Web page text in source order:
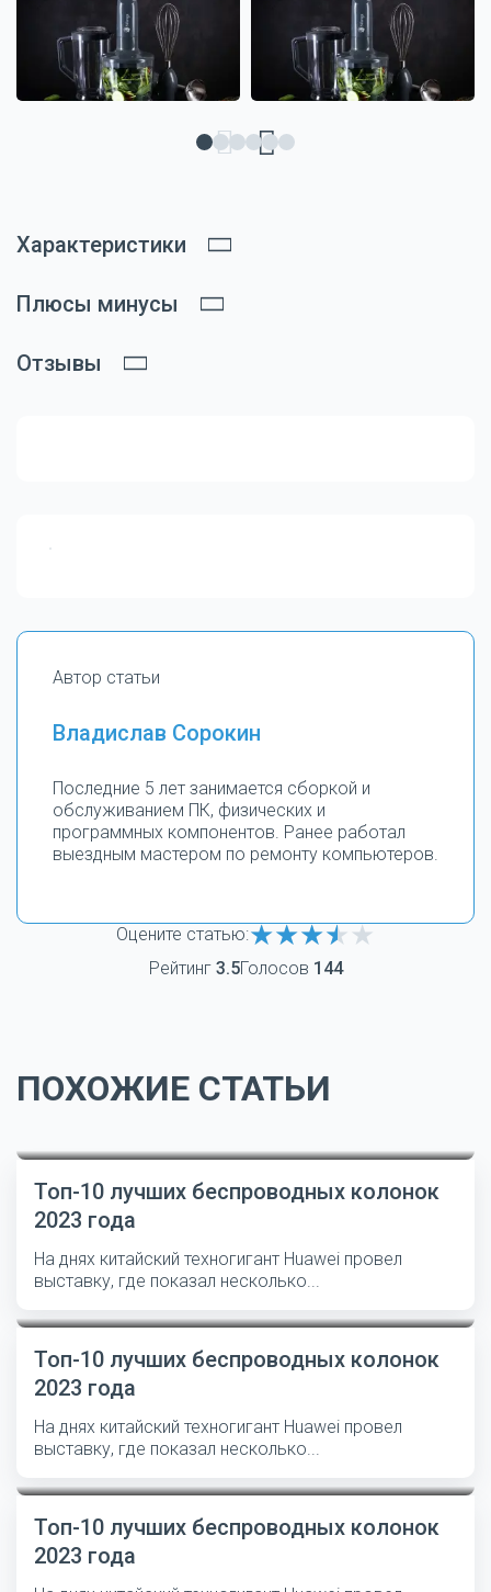
Характеристики
Плюсы минусы
Отзывы
Автор статьи
Владислав Сорокин
Последние 5 лет занимается сборкой и
обслуживанием ПК, физических и
программных компонентов. Ранее работал
выездным мастером по ремонту компьютеров.
Оцените статью:
Рейтинг 3.5Голосов 144
ПОХОЖИЕ СТАТЬИ
Топ-10 лучших беспроводных колонок
2023 года
На днях китайский техногигант Huawei провел
выставку, где показал несколько...
Топ-10 лучших беспроводных колонок
2023 года
На днях китайский техногигант Huawei провел
выставку, где показал несколько...
Топ-10 лучших беспроводных колонок
2023 года